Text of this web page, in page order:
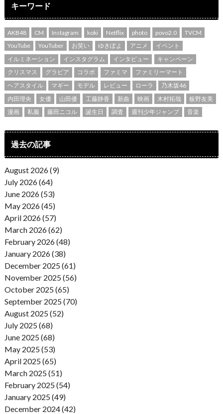
キーワード
AKB48 CM Instagram koki Netflix photo povo2.0
TVCM
YouTube
YouTuber お笑い ゆきぽよ アニメ
イベント
イルミネーション
インスタグラム インタビュー
キャンペーン
クリスマス
グラビア コラボ ファミマ
ファミリーマート
ヘアスタイル
マギー モデル レビュー ローラ
乃木坂46
内田理央
女優 山田優 工藤静香 新曲 映画 木村拓哉
板野友美
漫画
私服 藤田ニコル 誕生日 調査 週刊少年ジャンプ 音楽
過去の記事
August 2026 (9)
July 2026 (64)
June 2026 (53)
May 2026 (45)
April 2026 (57)
March 2026 (62)
February 2026 (48)
January 2026 (38)
December 2025 (61)
November 2025 (56)
October 2025 (65)
September 2025 (70)
August 2025 (52)
July 2025 (68)
June 2025 (68)
May 2025 (53)
April 2025 (65)
March 2025 (51)
February 2025 (54)
January 2025 (49)
December 2024 (42)